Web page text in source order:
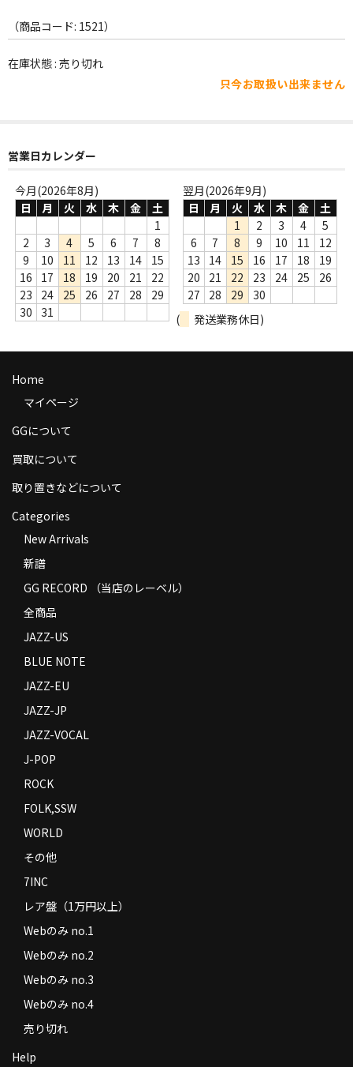
その他
Webのみ no.3
Webのみ no.4
売り切れ
Help
商品の発送
お支払い方法
返品
特定商取引法に基づく表示
Contact
（商品コード: 1521）
在庫状態 : 売り切れ
只今お取扱い出来ません
営業日カレンダー
今月(2026年8月)
日
月 火 水 木 金
土
1
2
3 4 5 6 7
8
9
10 11 12 13 14
15
16
17 18 19 20 21
22
23
24 25 26 27 28
29
30
31
翌月(2026年9月)
日
月 火 水 木 金
土
1
2 3 4
5
6
7 8 9 10 11
12
13
14 15 16 17 18
19
20
21 22 23 24 25
26
27
28 29
30
(
発送業務休日)
Home
マイページ
GGについて
買取について
取り置きなどについて
Categories
New Arrivals
新譜
GG RECORD （当店のレーベル）
全商品
JAZZ-US
BLUE NOTE
JAZZ-EU
JAZZ-JP
JAZZ-VOCAL
J-POP
ROCK
FOLK,SSW
WORLD
その他
7INC
レア盤（1万円以上）
Webのみ no.1
Webのみ no.2
Webのみ no.3
Webのみ no.4
売り切れ
Help